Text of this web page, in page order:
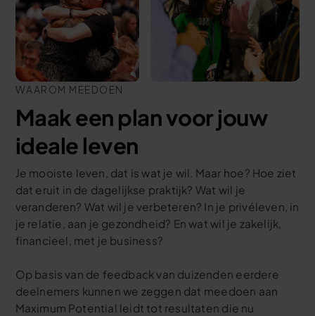
WAAROM MEEDOEN
Maak een plan voor jouw
ideale leven
Je mooiste leven, dat is wat je wil. Maar hoe? Hoe ziet
dat eruit in de dagelijkse praktijk? Wat wil je
veranderen? Wat wil je verbeteren? In je privéleven, in
je relatie, aan je gezondheid? En wat wil je zakelijk,
financieel, met je business?
Op basis van de feedback van duizenden eerdere
deelnemers kunnen we zeggen dat meedoen aan
Maximum Potential leidt tot resultaten die nu